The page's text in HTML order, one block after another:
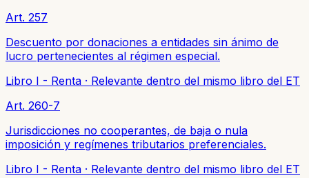
Art. 257
Descuento por donaciones a entidades sin ánimo de
lucro pertenecientes al régimen especial.
Libro I - Renta · Relevante dentro del mismo libro del ET
Art. 260-7
Jurisdicciones no cooperantes, de baja o nula
imposición y regímenes tributarios preferenciales.
Libro I - Renta · Relevante dentro del mismo libro del ET